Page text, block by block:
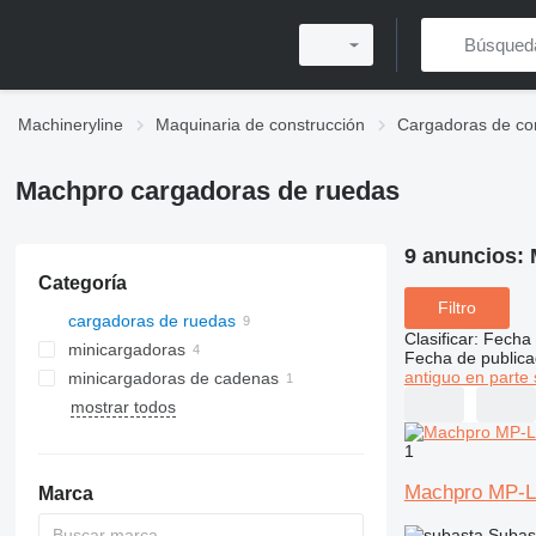
Machineryline Maquinaria de construcción Cargadoras de
Machpro cargadoras de ruedas
Categoría
cargadoras de ruedas
minicargadoras
minicargadoras de cadenas
mostrar todos
Marca
9 anuncios:
Filtro
Clasificar: Fecha
Fecha de
antiguo en parte
1
Machpro MP-